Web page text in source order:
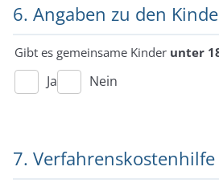
6. Angaben zu den
Gibt es gemeinsame Kinder unter
Ja Nein
7. Verfahrenskostenhilfe